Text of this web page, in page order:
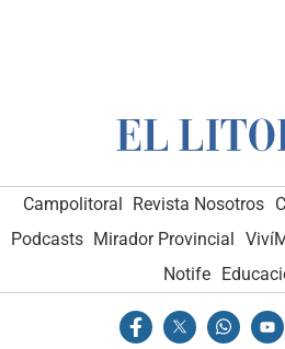
Campolitoral Revista Nosotros
Podcasts Mirador Provincial
Notife